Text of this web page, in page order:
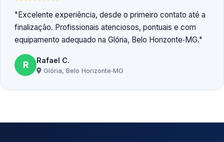
Excelente experiência, desde o primeiro contato até a
finalização. Profissionais atenciosos, pontuais e com
equipamento adequado na Glória, Belo Horizonte‑MG.
R Rafael C.
Glória, Belo Horizonte‑MG